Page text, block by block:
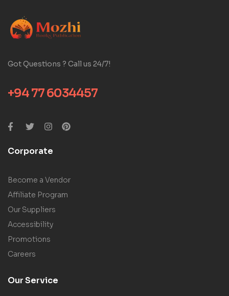
Got Questions ? Call us 24/7!
+94 77 6034457
Corporate
Become a Vendor
Affiliate Program
Our Suppliers
Accessibility
Promotions
Careers
Our Service